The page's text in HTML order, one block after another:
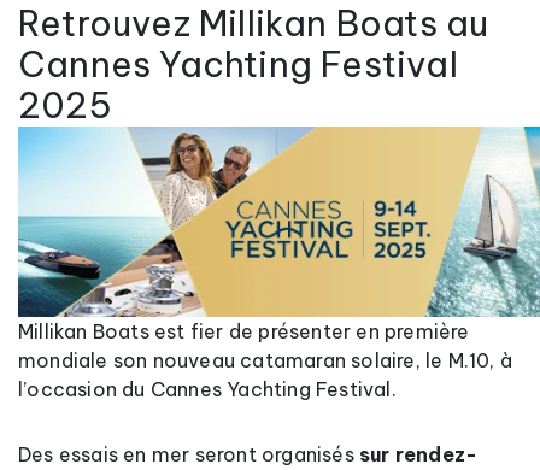
Retrouvez Millikan Boats au
Cannes Yachting Festival
2025
Millikan Boats est fier de présenter en première
mondiale son nouveau catamaran solaire, le M.10, à
l’occasion du Cannes Yachting Festival.
Des essais en mer seront organisés sur rendez-